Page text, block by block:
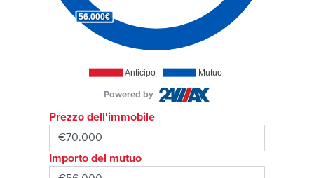
Anticipo Mutuo
56.000€
Powered by
Prezzo dell'immobile
Importo del mutuo